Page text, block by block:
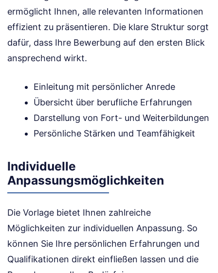
ermöglicht Ihnen, alle relevanten Informationen
effizient zu präsentieren. Die klare Struktur sorgt
dafür, dass Ihre Bewerbung auf den ersten Blick
ansprechend wirkt.
Einleitung mit persönlicher Anrede
Übersicht über berufliche Erfahrungen
Darstellung von Fort- und Weiterbildungen
Persönliche Stärken und Teamfähigkeit
Individuelle
Anpassungsmöglichkeiten
Die Vorlage bietet Ihnen zahlreiche
Möglichkeiten zur individuellen Anpassung. So
können Sie Ihre persönlichen Erfahrungen und
Qualifikationen direkt einfließen lassen und die